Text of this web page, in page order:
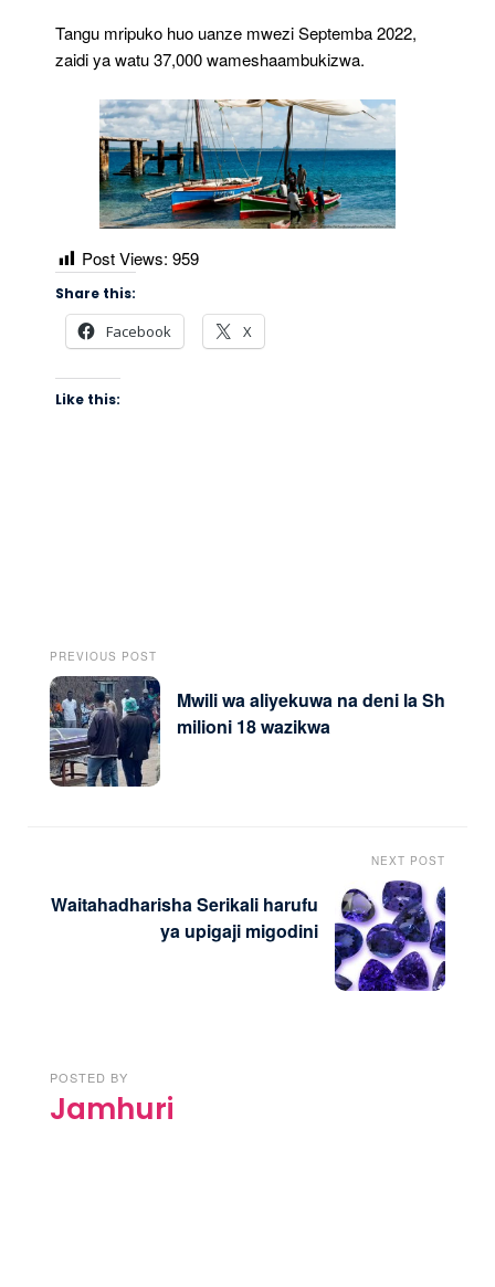
Tangu mripuko huo uanze mwezi Septemba 2022,
zaidi ya watu 37,000 wameshaambukizwa.
Post Views: 959
Share this:
Facebook X
Like this:
PREVIOUS POST
Mwili wa aliyekuwa na deni la Sh
milioni 18 wazikwa
NEXT POST
Waitahadharisha Serikali harufu
ya upigaji migodini
POSTED BY
Jamhuri